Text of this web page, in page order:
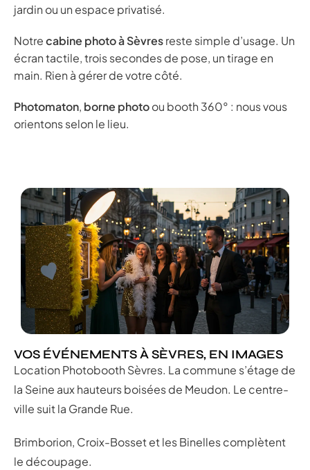
jardin ou un espace privatisé.
Notrecabine photo à Sèvresreste simple d’usage. Un
écran tactile, trois secondes de pose, un tirage en
main. Rien à gérer de votre côté.
Photomaton, borne photoou booth 360° : nous vous
orientons selon le lieu.
VOS ÉVÉNEMENTS À SÈVRES, EN IMAGES
Location Photobooth Sèvres. La commune s’étage de
la Seine aux hauteurs boisées de Meudon. Le centre-
ville suit la Grande Rue.
Brimborion, Croix-Bosset et les Binelles complètent
le découpage.